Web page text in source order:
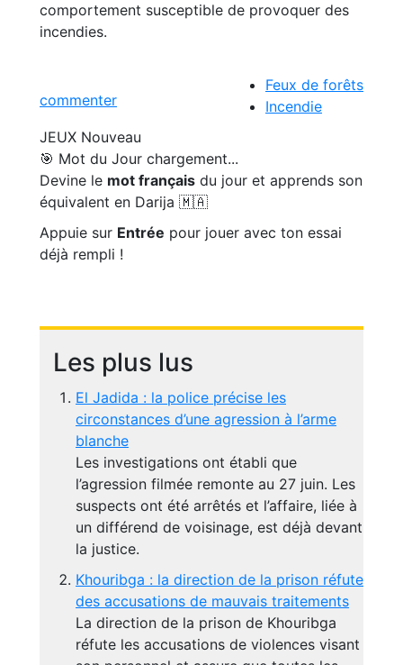
comportement susceptible de provoquer des
incendies.
commenter
Feux de forêts
Incendie
JEUX Nouveau
🎯 Mot du Jour chargement...
Devine le mot français du jour et apprends son
équivalent en Darija 🇲🇦
Appuie sur Entrée pour jouer avec ton essai
déjà rempli !
Les plus lus
El Jadida : la police précise les
circonstances d’une agression à l’arme
blanche
Les investigations ont établi que
l’agression filmée remonte au 27 juin. Les
suspects ont été arrêtés et l’affaire, liée à
un différend de voisinage, est déjà devant
la justice.
Khouribga : la direction de la prison réfute
des accusations de mauvais traitements
La direction de la prison de Khouribga
réfute les accusations de violences visant